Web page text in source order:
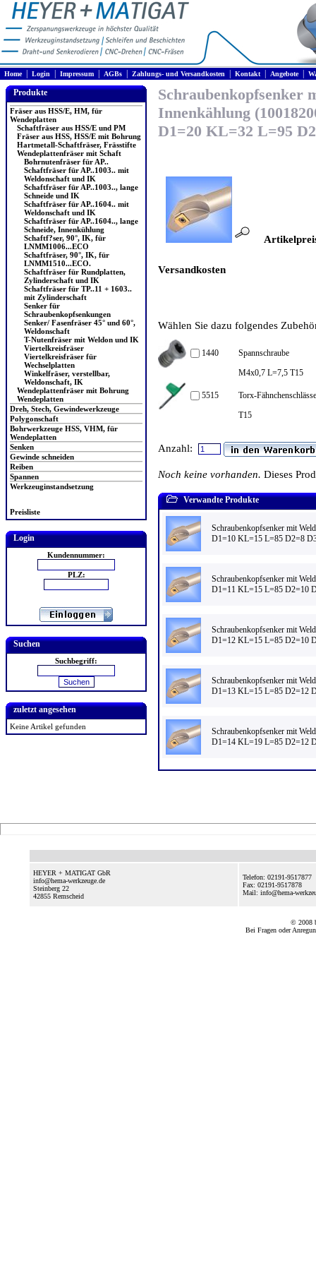
Home| Login Impressum AGBs Zahlungs- und Versandkosten Kontakt| Angebote|
Produkte
Fräser aus HSS/E, HM, für
Wendeplatten
Schaftfräser aus HSS/E und PM
Fräser aus HSS, HSS/E mit Bohrung
Hartmetall-Schaftfräser, Frässtifte
Wendeplattenfräser mit Schaft
Bohrnutenfräser für AP..
Schaftfräser für AP..1003.. mit
Weldonschaft und IK
Schaftfräser für AP..1003.., lange
Schneide und IK
Schaftfräser für AP..1604.. mit
Weldonschaft und IK
Schaftfräser für AP..1604.., lange
Schneide, Innenkühlung
Schaftf?ser, 90°, IK, für
LNMM1006...ECO
Schaftfräser, 90°, IK, für
LNMM1510...ECO.
Schaftfräser für Rundplatten,
Zylinderschaft und IK
Schaftfräser für TP..11 + 1603..
mit Zylinderschaft
Senker für
Schraubenkopfsenkungen
Senker/ Fasenfräser 45° und 60°,
Weldonschaft
T-Nutenfräser mit Weldon und IK
Viertelkreisfräser
Viertelkreisfräser für
Wechselplatten
Winkelfräser, verstellbar,
Weldonschaft, IK
Wendeplattenfräser mit Bohrung
Wendeplatten
Dreh, Stech, Gewindewerkzeuge
Polygonschaft
Bohrwerkzeuge HSS, VHM, für
Wendeplatten
Senken
Gewinde schneiden
Reiben
Spannen
Werkzeuginstandsetzung
Preisliste
Login
Kundennummer:
PLZ:
Suchen
Suchbegriff:
zuletzt angesehen
Keine Artikel gefunden
Schraubenkopfsenker
Innenkählung
D1=20 KL=32 L=95
Versandkosten
Wählen Sie dazu folgendes
1440
Spannschraube
M4x0,7 L=7,5 T15
5515
Torx-
T15
Anzahl:
Noch keine vorhanden. Dieses
Verwandte Produkte
Schraubenkopfsenker mit
D1=10 KL=15 L=85 D2=8
Schraubenkopfsenker mit
D1=11 KL=15 L=85 D2=10
Schraubenkopfsenker mit
D1=12 KL=15 L=85 D2=10
Schraubenkopfsenker mit
D1=13 KL=15 L=85 D2=12
Schraubenkopfsenker mit
D1=14 KL=19 L=85 D2=12
HEYER + MATIGAT GbR
info@hema-werkzeuge.de
Steinberg 22
42855 Remscheid
Telefon: 02191-9517877
Fax: 02191-9517878
Mail: info@hema-
© 2008
Bei Fragen oder